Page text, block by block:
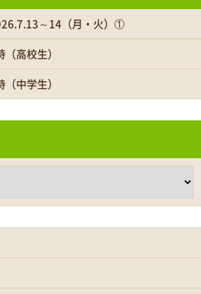
～14（月・火）①
高校生）
中学生）